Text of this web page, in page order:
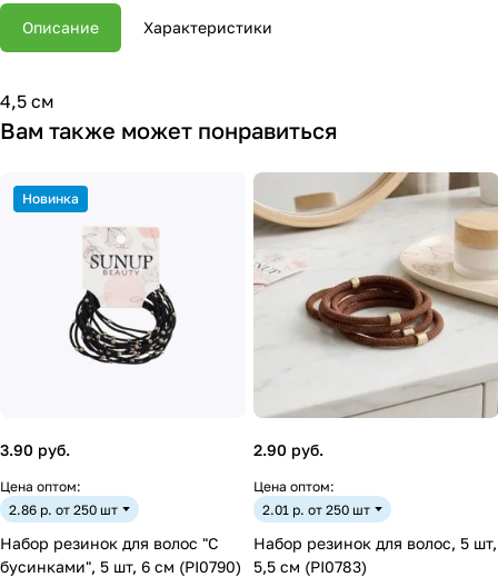
Описание Характеристики
4,5 см
Вам также может понравиться
Новинка
3.90 руб.
Цена оптом:
2.86 р. от 250 шт
Набор резинок для волос "С
бусинками", 5 шт, 6 см (PI0790)
2.90 руб.
Цена оптом:
2.01 р. от 250 шт
Набор резинок для волос, 5 шт,
5,5 см (PI0783)